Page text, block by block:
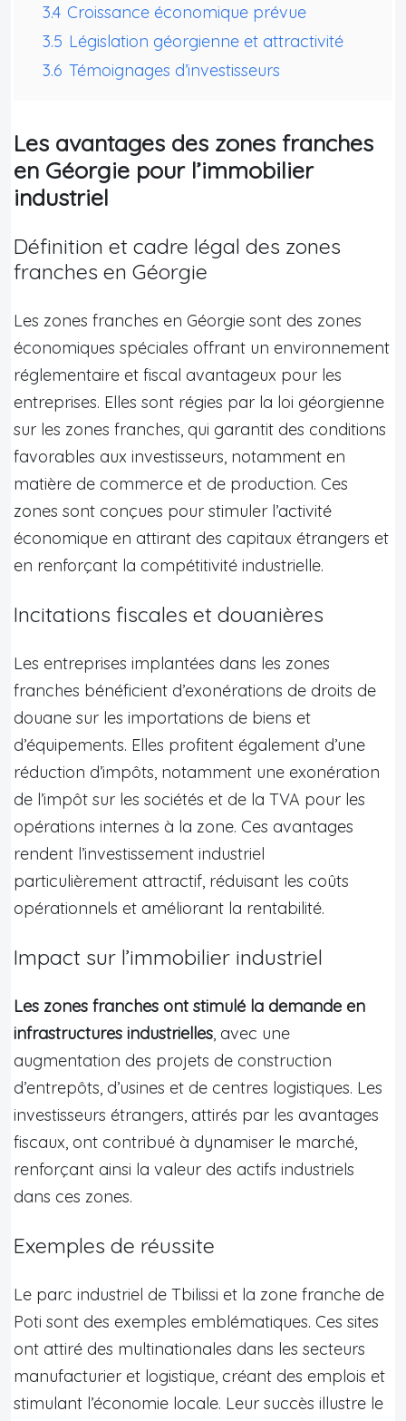
3.4 Croissance économique prévue
3.5 Législation géorgienne et attractivité
3.6 Témoignages d’investisseurs
Les avantages des zones franches
en Géorgie pour l’immobilier
industriel
Définition et cadre légal des zones
franches en Géorgie
Les zones franches en Géorgie sont des zones
économiques spéciales offrant un environnement
réglementaire et fiscal avantageux pour les
entreprises. Elles sont régies par la loi géorgienne
sur les zones franches, qui garantit des conditions
favorables aux investisseurs, notamment en
matière de commerce et de production. Ces
zones sont conçues pour stimuler l’activité
économique en attirant des capitaux étrangers et
en renforçant la compétitivité industrielle.
Incitations fiscales et douanières
Les entreprises implantées dans les zones
franches bénéficient d’exonérations de droits de
douane sur les importations de biens et
d’équipements. Elles profitent également d’une
réduction d’impôts, notamment une exonération
de l’impôt sur les sociétés et de la TVA pour les
opérations internes à la zone. Ces avantages
rendent l’investissement industriel
particulièrement attractif, réduisant les coûts
opérationnels et améliorant la rentabilité.
Impact sur l’immobilier industriel
Les zones franches ont stimulé la demande en
infrastructures industrielles, avec une
augmentation des projets de construction
d’entrepôts, d’usines et de centres logistiques. Les
investisseurs étrangers, attirés par les avantages
fiscaux, ont contribué à dynamiser le marché,
renforçant ainsi la valeur des actifs industriels
dans ces zones.
Exemples de réussite
Le parc industriel de Tbilissi et la zone franche de
Poti sont des exemples emblématiques. Ces sites
ont attiré des multinationales dans les secteurs
manufacturier et logistique, créant des emplois et
stimulant l’économie locale. Leur succès illustre le